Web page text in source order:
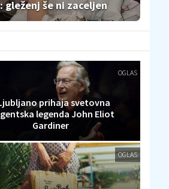
gleženj še ni zaceljen
OGLAS
prihaja svetovna
legenda John Eliot
Gardiner
OGLAS